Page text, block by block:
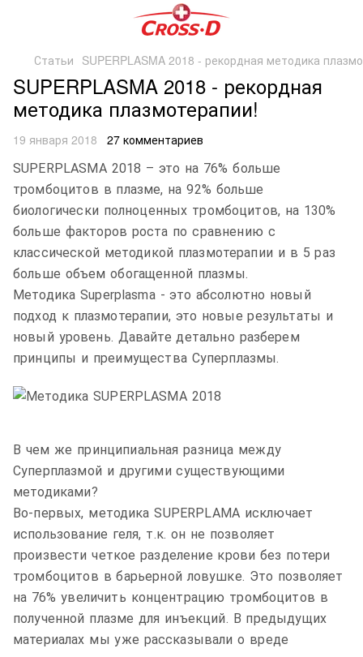
Статьи SUPERPLASMA 2018 - рекордная методика
SUPERPLASMA 2018 - рекордная
методика плазмотерапии!
19 января 2018 27 комментариев
SUPERPLASMA2018 – это на 76% больше
тромбоцитов в плазме, на 92% больше
биологически полноценных тромбоцитов, на 130%
больше факторов роста по сравнению с
классической методикой плазмотерапии и в 5 раз
больше объем обогащенной плазмы.
МетодикаSuperplasma- это абсолютно новый
подход к плазмотерапии, это новые результаты и
новый уровень. Давайте детально разберем
принципы и преимущества Суперплазмы.
В чем же принципиальная разница между
Суперплазмой и другими существующими
методиками?
Во-первых, методикаSUPERPLAMA исключает
использование геля, т.к. он не позволяет
произвести четкое разделение крови без потери
тромбоцитов в барьерной ловушке. Это позволяет
на 76% увеличить концентрацию тромбоцитов в
полученной плазме для инъекций. В предыдущих
материалах мы уже рассказывали о вреде